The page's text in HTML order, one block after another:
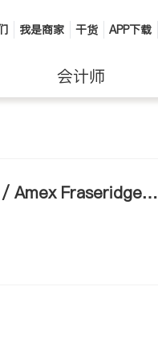
我是商家 干货 APP下载
会计师
Amex Fraseridge R